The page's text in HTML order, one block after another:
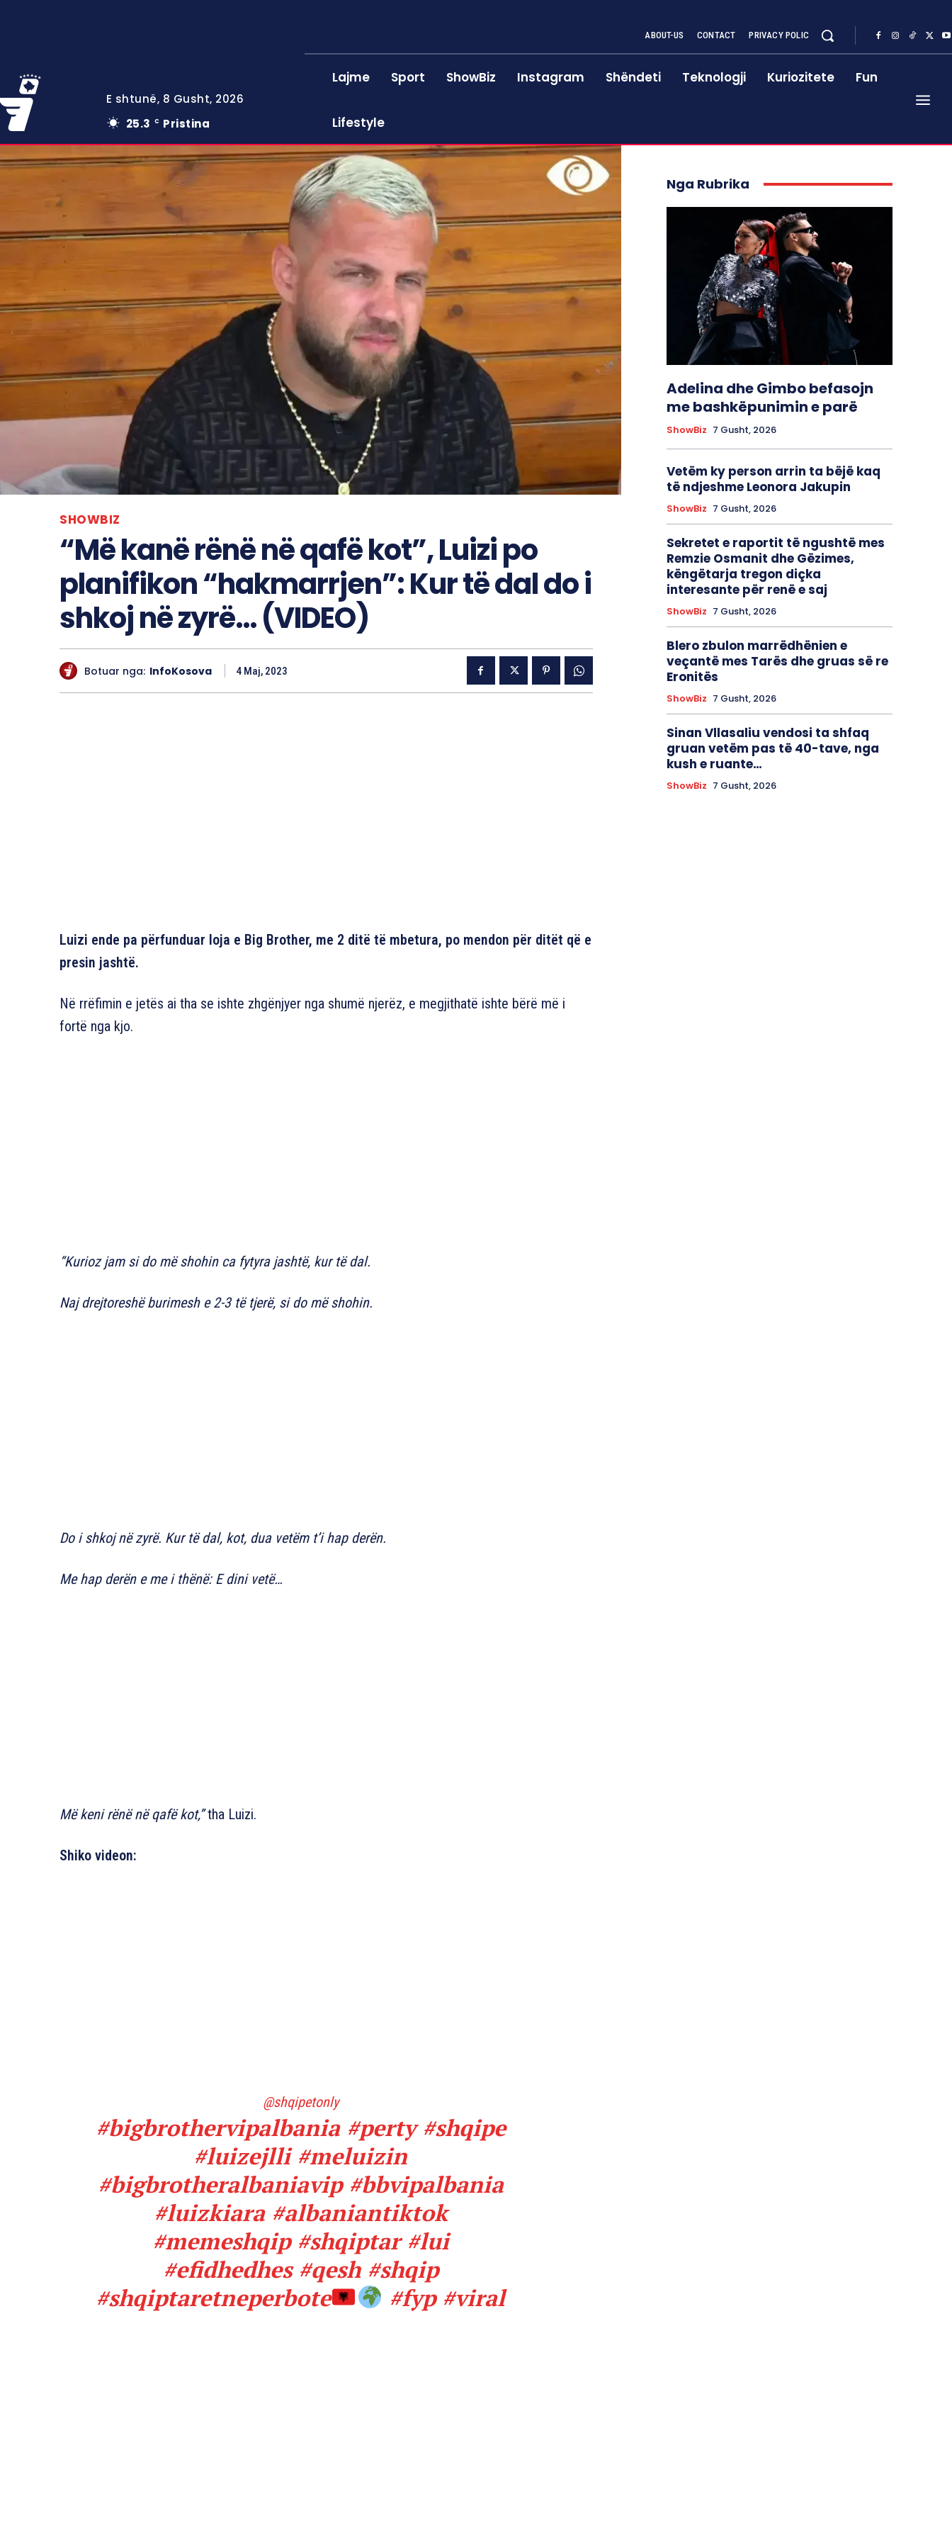
E shtunë, 8 Gusht, 2026
25.3
C Pristina
ABOUT-US CONTACT PRIVACY POLIC
Lajme Sport ShowBiz Instagram Shëndeti Teknologji Kuriozitete Fun
Lifestyle
SHOWBIZ
“Më kanë rënë në qafë kot”, Luizi po
planifikon “hakmarrjen”: Kur të dal do i
shkoj në zyrë… (VIDEO)
Botuar nga: InfoKosova 4 Maj, 2023
Luizi ende pa përfunduar loja e Big Brother, me 2 ditë të mbetura, po mendon për ditët që e
presin jashtë.
Në rrëfimin e jetës ai tha se ishte zhgënjyer nga shumë njerëz, e megjithatë ishte bërë më i
fortë nga kjo.
“Kurioz jam si do më shohin ca fytyra jashtë, kur të dal.
Naj drejtoreshë burimesh e 2-3 të tjerë, si do më shohin.
Do i shkoj në zyrë. Kur të dal, kot, dua vetëm t’i hap derën.
Me hap derën e me i thënë: E dini vetë…
Më keni rënë në qafë kot,”tha Luizi.
Shiko videon:
@shqipetonly
#bigbrothervipalbania #perty #shqipe
#luizejlli #meluizin
#bigbrotheralbaniavip #bbvipalbania
#luizkiara #albaniantiktok
#memeshqip #shqiptar #lui
#efidhedhes #qesh #shqip
#shqiptaretneperbote
#fyp #viral
Nga Rubrika
Adelina dhe Gimbo befasojn
me bashkëpunimin e parë
ShowBiz 7 Gusht, 2026
Vetëm ky person arrin ta bëjë kaq
të ndjeshme Leonora Jakupin
ShowBiz 7 Gusht, 2026
Sekretet e raportit të ngushtë mes
Remzie Osmanit dhe Gëzimes,
këngëtarja tregon diçka
interesante për renë e saj
ShowBiz 7 Gusht, 2026
Blero zbulon marrëdhënien e
veçantë mes Tarës dhe gruas së re
Eronitës
ShowBiz 7 Gusht, 2026
Sinan Vllasaliu vendosi ta shfaq
gruan vetëm pas të 40-tave, nga
kush e ruante…
ShowBiz 7 Gusht, 2026